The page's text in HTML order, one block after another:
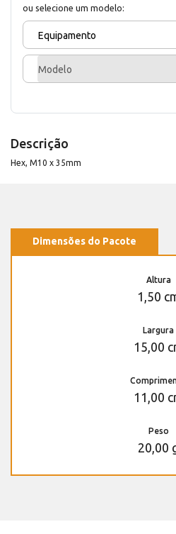
ou selecione um modelo:
Equipamento
Modelo
Descrição
Hex, M10 x 35mm
Dimensões do Pacote
Altura
1,50
Largura
15,00
11,00
Peso
20,00